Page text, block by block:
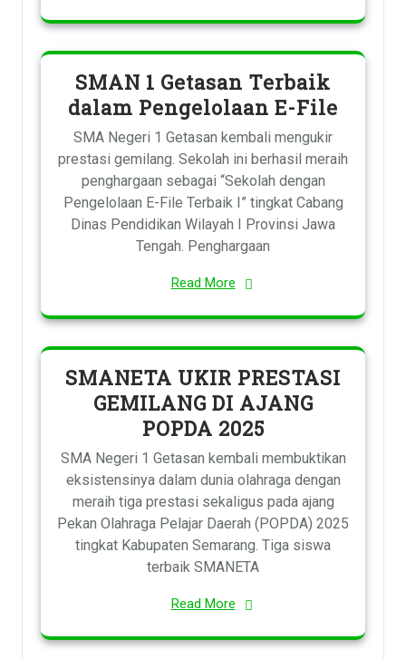
SMAN 1 Getasan Terbaik
dalam Pengelolaan E-File
SMA Negeri 1 Getasan kembali mengukir
prestasi gemilang. Sekolah ini berhasil meraih
penghargaan sebagai “Sekolah dengan
Pengelolaan E-File Terbaik I” tingkat Cabang
Dinas Pendidikan Wilayah I Provinsi Jawa
Tengah. Penghargaan
Read More
SMANETA UKIR PRESTASI
GEMILANG DI AJANG
POPDA 2025
SMA Negeri 1 Getasan kembali membuktikan
eksistensinya dalam dunia olahraga dengan
meraih tiga prestasi sekaligus pada ajang
Pekan Olahraga Pelajar Daerah (POPDA) 2025
tingkat Kabupaten Semarang. Tiga siswa
terbaik SMANETA
Read More